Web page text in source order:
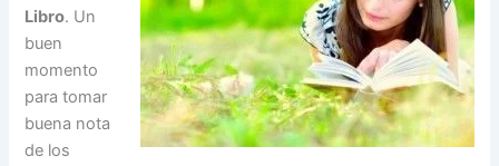
Libro. Un
buen
momento
para tomar
buena nota
de los